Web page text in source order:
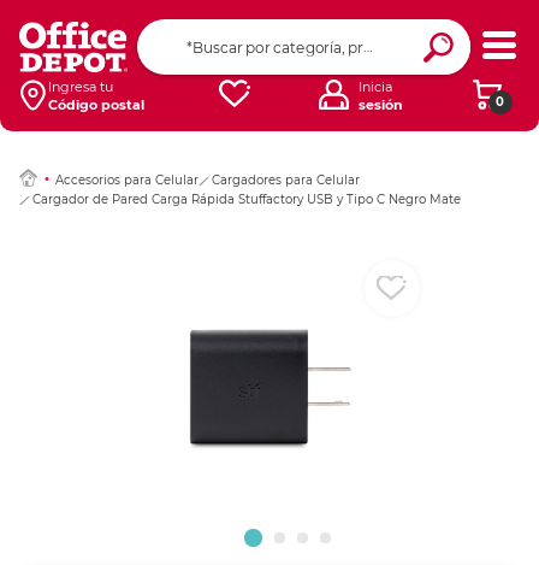
Ingresa tu
Código postal
0
Inicia
sesión
Accesorios para Celular
Cargadores para Celular
Cargador de Pared Carga Rápida Stuffactory USB y Tipo C Negro Mate
Ingresar Codigo